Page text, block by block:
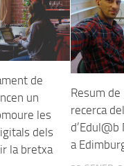
de
un
les
dels
la bretxa
Resum de
recerca
a